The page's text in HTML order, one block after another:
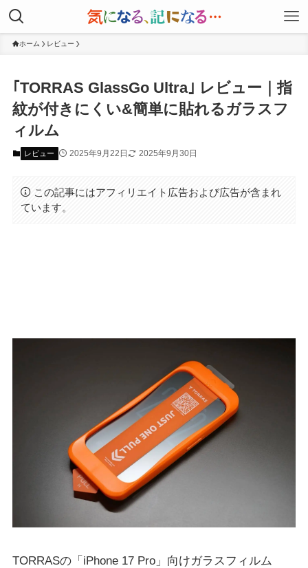
ホーム レビュー
｢TORRAS GlassGo Ultra｣ レビュー｜指
紋が付きにくい&簡単に貼れるガラスフ
ィルム
レビュー 2025年9月22日 2025年9月30日
この記事にはアフィリエイト広告および広告が含まれ
ています。
TORRASの「iPhone 17 Pro」向けガラスフィルム